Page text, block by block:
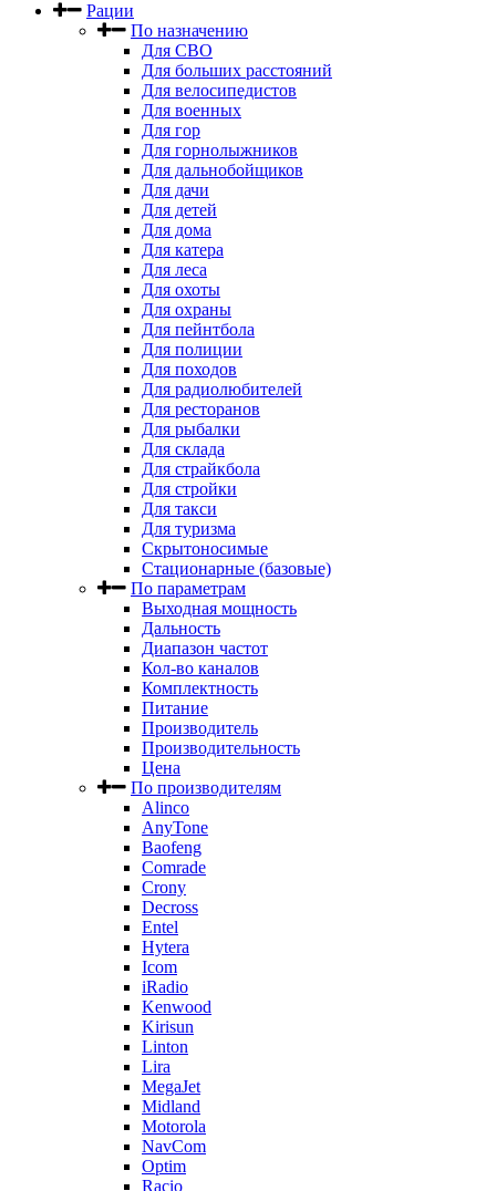
Рации
По назначению
Для СВО
Для больших расстояний
Для велосипедистов
Для военных
Для гор
Для горнолыжников
Для дальнобойщиков
Для дачи
Для детей
Для дома
Для катера
Для леса
Для охоты
Для охраны
Для пейнтбола
Для полиции
Для походов
Для радиолюбителей
Для ресторанов
Для рыбалки
Для склада
Для страйкбола
Для стройки
Для такси
Для туризма
Скрытоносимые
Стационарные (базовые)
По параметрам
Выходная мощность
Дальность
Диапазон частот
Кол-во каналов
Комплектность
Питание
Производитель
Производительность
Цена
По производителям
Alinco
AnyTone
Baofeng
Comrade
Crony
Decross
Entel
Hytera
Icom
iRadio
Kenwood
Kirisun
Linton
Lira
MegaJet
Midland
Motorola
NavCom
Optim
Racio